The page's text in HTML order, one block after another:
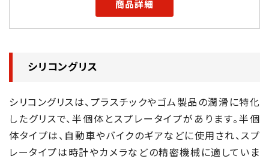
商品詳細
シリコングリス
シリコングリスは、プラスチックやゴム製品の潤滑に特化
したグリスで、半個体とスプレータイプがあります。半個
体タイプは、自動車やバイクのギアなどに使用され、スプ
レータイプは時計やカメラなどの精密機械に適していま